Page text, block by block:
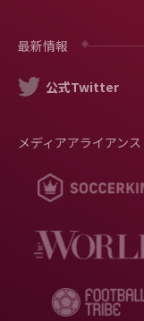
最新情報
公式Twitter
メディアアライアンス